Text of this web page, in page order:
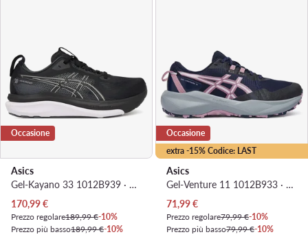
Occasione
Asics
Gel-Kayano 33 1012B939 · Scarpe running
Prezzo attuale
170,99€
Prezzo regolare189,99 €-10%
Prezzo più basso189,99 €-10%
extra -15% Codice: LAST
Occasione
Asics
Gel-Venture 11 1012B933 · Scarpe running
Prezzo attuale
71,99€
Prezzo regolare79,99 €-10%
Prezzo più basso79,99 €-10%